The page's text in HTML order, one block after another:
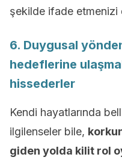
şekilde ifade etmenizi
6. Duygusal
hedeflerine
hissederler
Kendi hayatlarında
ilgilenseler bile,
giden yolda kilit rol